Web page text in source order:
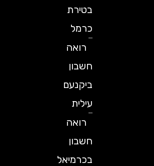
בטירת
כרמל
רואה
חשבון
ביקנעם
עילית
רואה
חשבון
בכרמיאל